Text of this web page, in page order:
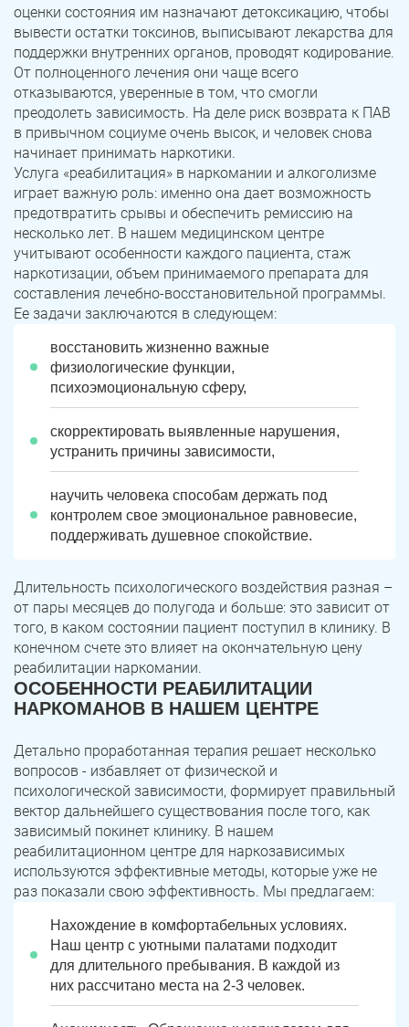
оценки состояния им назначают детоксикацию, чтобы
вывести остатки токсинов, выписывают лекарства для
поддержки внутренних органов, проводят кодирование.
От полноценного лечения они чаще всего
отказываются, уверенные в том, что смогли
преодолеть зависимость. На деле риск возврата к ПАВ
в привычном социуме очень высок, и человек снова
начинает принимать наркотики.
Услуга «реабилитация» в наркомании и алкоголизме
играет важную роль: именно она дает возможность
предотвратить срывы и обеспечить ремиссию на
несколько лет. В нашем медицинском центре
учитывают особенности каждого пациента, стаж
наркотизации, объем принимаемого препарата для
составления лечебно-восстановительной программы.
Ее задачи заключаются в следующем:
восстановить жизненно важные
физиологические функции,
психоэмоциональную сферу,
скорректировать выявленные нарушения,
устранить причины зависимости,
научить человека способам держать под
контролем свое эмоциональное равновесие,
поддерживать душевное спокойствие.
Длительность психологического воздействия разная –
от пары месяцев до полугода и больше: это зависит от
того, в каком состоянии пациент поступил в клинику. В
конечном счете это влияет на окончательную цену
реабилитации наркомании.
ОСОБЕННОСТИ РЕАБИЛИТАЦИИ
НАРКОМАНОВ В НАШЕМ ЦЕНТРЕ
Детально проработанная терапия решает несколько
вопросов - избавляет от физической и
психологической зависимости, формирует правильный
вектор дальнейшего существования после того, как
зависимый покинет клинику. В нашем
реабилитационном центре для наркозависимых
используются эффективные методы, которые уже не
раз показали свою эффективность. Мы предлагаем:
Нахождение в комфортабельных условиях.
Наш центр с уютными палатами подходит
для длительного пребывания. В каждой из
них рассчитано места на 2-3 человек.